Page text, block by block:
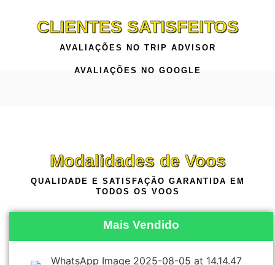
CLIENTES SATISFEITOS
AVALIAÇÕES NO TRIP ADVISOR
AVALIAÇÕES NO GOOGLE
Modalidades de Voos
QUALIDADE E SATISFAÇÃO GARANTIDA EM
TODOS OS VOOS
Mais Vendido